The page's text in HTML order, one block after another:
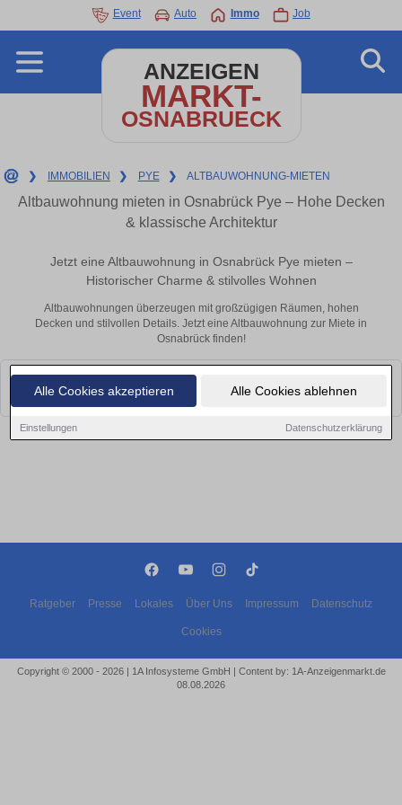
Alle Cookies akzeptieren Alle Cookies ablehnen
Einstellungen Datenschutzerklärung
Event Auto Immo Job
ANZEIGEN
MARKT-
OSNABRUECK
❯ IMMOBILIEN ❯ PYE ❯ ALTBAUWOHNUNG-MIETEN
Altbauwohnung mieten in Osnabrück Pye – Hohe Decken
& klassische Architektur
Jetzt eine Altbauwohnung in Osnabrück Pye mieten –
Historischer Charme & stilvolles Wohnen
Altbauwohnungen überzeugen mit großzügigen Räumen, hohen
Decken und stilvollen Details. Jetzt eine Altbauwohnung zur Miete in
Osnabrück finden!
Leider konnten wir derzeit keine passenden Objekte finden. Schauen Sie
bald wieder vorbei!
Ratgeber Presse Lokales Über Uns Impressum Datenschutz
Cookies
Copyright © 2000 - 2026 | 1A Infosysteme GmbH | Content by: 1A-Anzeigenmarkt.de
08.08.2026